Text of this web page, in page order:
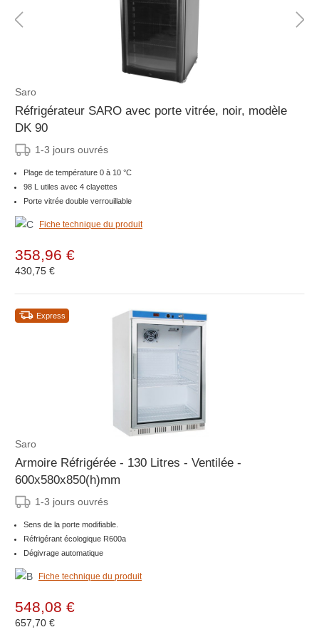
Saro
Réfrigérateur SARO avec porte vitrée, noir, modèle
DK 90
1-3 jours ouvrés
Plage de température 0 à 10 °C
98 L utiles avec 4 clayettes
Porte vitrée double verrouillable
Fiche technique du produit
358,96 €
430,75 €
Express
Saro
Armoire Réfrigérée - 130 Litres - Ventilée -
600x580x850(h)mm
1-3 jours ouvrés
Sens de la porte modifiable.
Réfrigérant écologique R600a
Dégivrage automatique
Fiche technique du produit
548,08 €
657,70 €